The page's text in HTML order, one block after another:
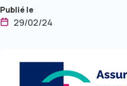
Publié le
29/02/24